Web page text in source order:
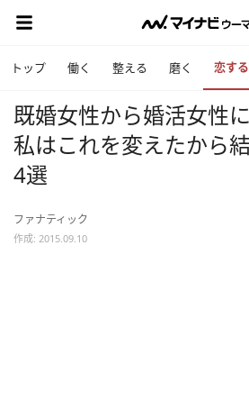
トップ 働く 整える 磨く 恋する
既婚女性から婚活女性
私はこれを変えたから
4選
ファナティック
作成: 2015.09.10